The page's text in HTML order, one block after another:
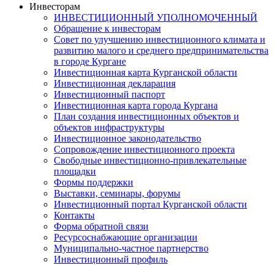
Инвесторам
ИНВЕСТИЦИОННЫЙ УПОЛНОМОЧЕННЫЙ
Обращение к инвесторам
Совет по улучшению инвестиционного климата и
развитию малого и среднего предпринимательства
в городе Кургане
Инвестиционная карта Курганской области
Инвестиционная декларация
Инвестиционный паспорт
Инвестиционная карта города Кургана
План создания инвестиционных объектов и
объектов инфраструктуры
Инвестиционное законодательство
Сопровождение инвестиционного проекта
Свободные инвестиционно-привлекательные
площадки
Формы поддержки
Выставки, семинары, форумы
Инвестиционный портал Курганской области
Контакты
Форма обратной связи
Ресурсоснабжающие организации
Муниципально-частное партнерство
Инвестиционный профиль